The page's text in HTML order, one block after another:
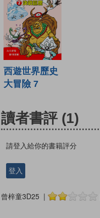
西遊世界歷史
大冒險 7
讀者書評 (1)
請登入給你的書籍評分
登入
曾梓童3D25 |